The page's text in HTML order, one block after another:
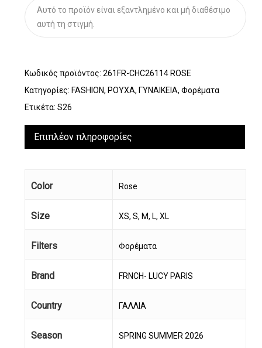
Αυτό το προϊόν είναι εξαντλημένο και μή διαθέσιμο
αυτή τη στιγμή.
Κωδικός προϊόντος: 261FR-CHC26114 ROSE
Κατηγορίες: FASHION, ΡΟΥΧΑ, ΓΥΝΑΙΚΕΙΑ, Φορέματα
Ετικέτα: S26
Επιπλέον πληροφορίες
Color Rose
Size XS, S, M, L, XL
Filters Φορέματα
Brand FRNCH- LUCY PARIS
Country ΓΑΛΛΙΑ
Season SPRING SUMMER 2026